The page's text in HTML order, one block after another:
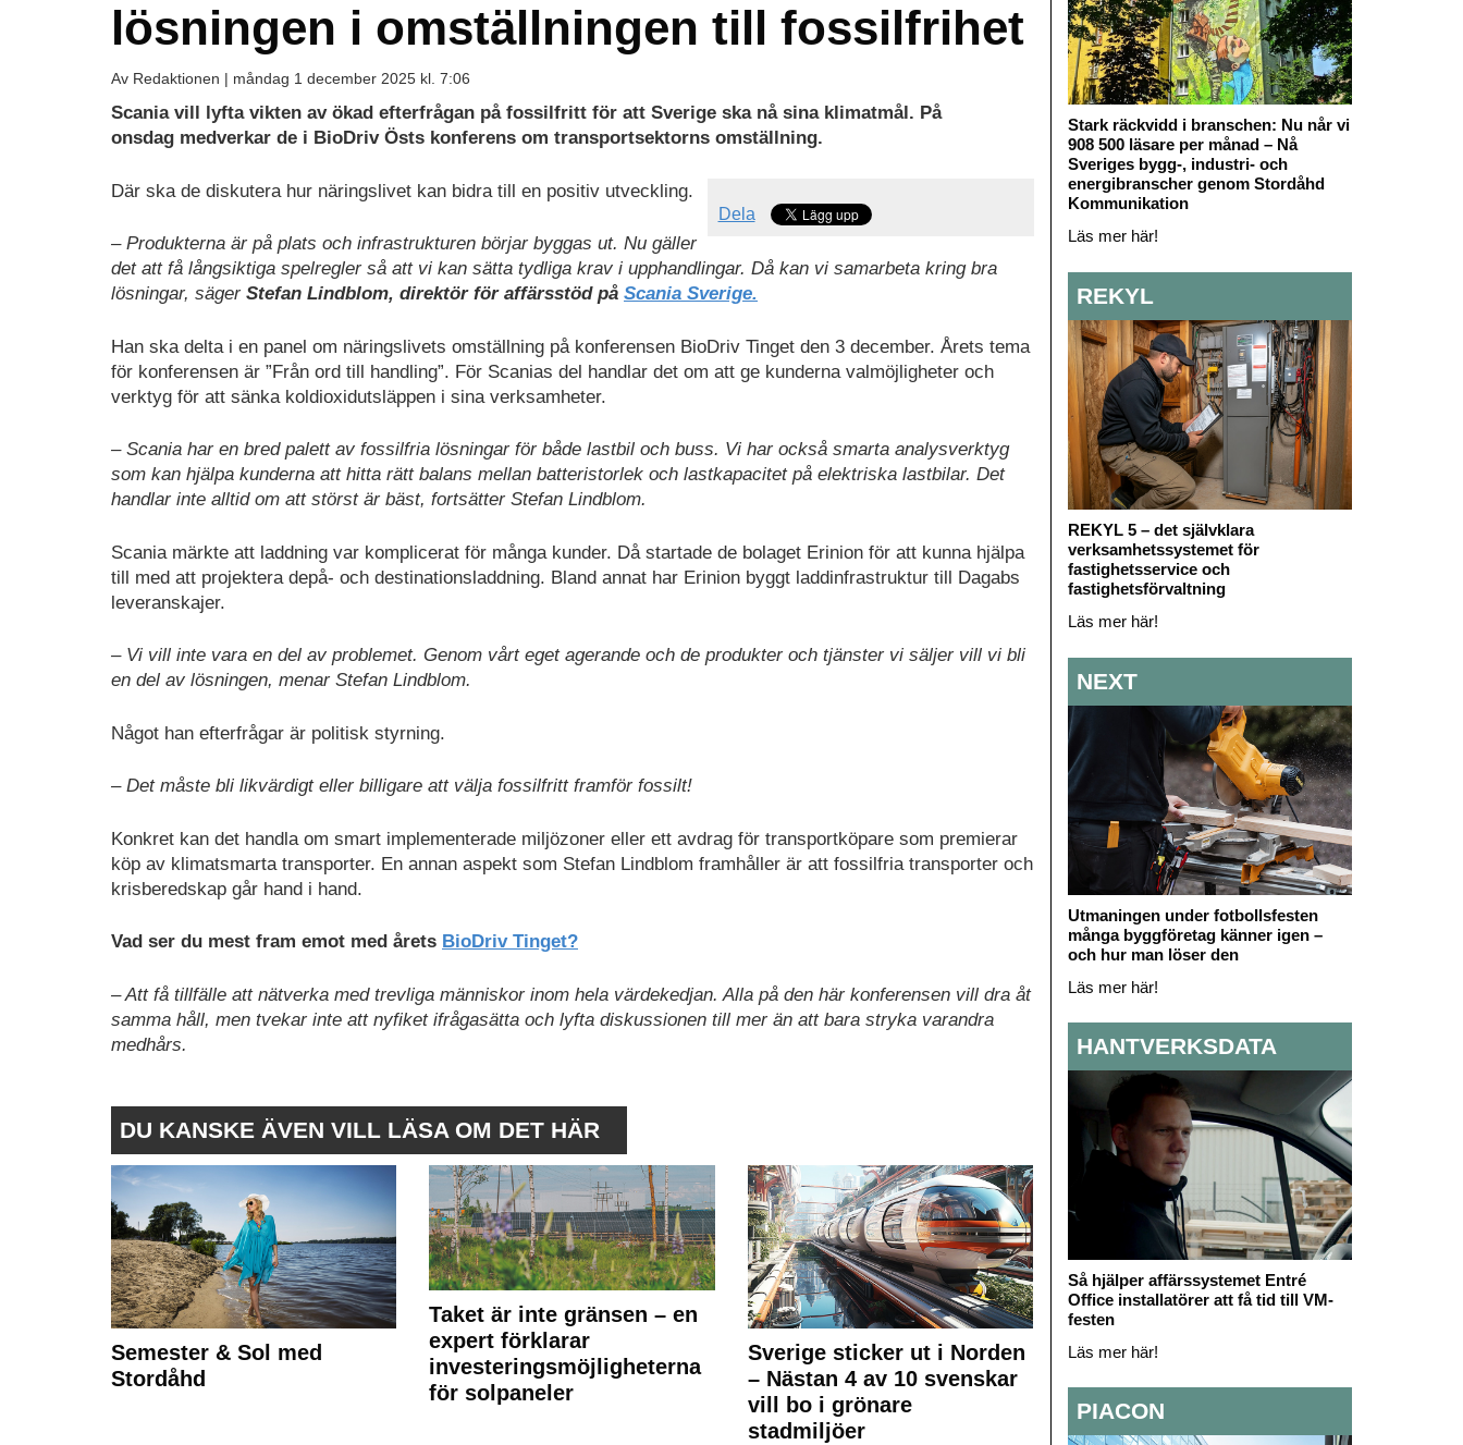
lösningen i omställningen till fossilfrihet
Av Redaktionen | måndag 1 december 2025 kl. 7:06
Scania vill lyfta vikten av ökad efterfrågan på fossilfritt för att Sverige ska nå sina klimatmål. På
onsdag medverkar de i BioDriv Östs konferens om transportsektorns omställning.
Dela
Där ska de diskutera hur näringslivet kan bidra till en positiv utveckling.
– Produkterna är på plats och infrastrukturen börjar byggas ut. Nu gäller
det att få långsiktiga spelregler så att vi kan sätta tydliga krav i upphandlingar. Då kan vi samarbeta kring bra
lösningar, sägerStefan Lindblom, direktör för affärsstöd på Scania Sverige.
Han ska delta i en panel om näringslivets omställning på konferensen BioDriv Tinget den 3 december. Årets tema
för konferensen är ”Från ord till handling”. För Scanias del handlar det om att ge kunderna valmöjligheter och
verktyg för att sänka koldioxidutsläppen i sina verksamheter.
– Scania har en bred palett av fossilfria lösningar för både lastbil och buss. Vi har också smarta analysverktyg
som kan hjälpa kunderna att hitta rätt balans mellan batteristorlek och lastkapacitet på elektriska lastbilar. Det
handlar inte alltid om att störst är bäst, fortsätter Stefan Lindblom.
Scania märkte att laddning var komplicerat för många kunder. Då startade de bolaget Erinion för att kunna hjälpa
till med att projektera depå- och destinationsladdning. Bland annat har Erinion byggt laddinfrastruktur till Dagabs
leveranskajer.
– Vi vill inte vara en del av problemet. Genom vårt eget agerande och de produkter och tjänster vi säljer vill vi bli
en del av lösningen, menar Stefan Lindblom.
Något han efterfrågar är politisk styrning.
– Det måste bli likvärdigt eller billigare att välja fossilfritt framför fossilt!
Konkret kan det handla om smart implementerade miljözoner eller ett avdrag för transportköpare som premierar
köp av klimatsmarta transporter. En annan aspekt som Stefan Lindblom framhåller är att fossilfria transporter och
krisberedskap går hand i hand.
Vad ser du mest fram emot med årets BioDriv Tinget?
– Att få tillfälle att nätverka med trevliga människor inom hela värdekedjan. Alla på den här konferensen vill dra åt
samma håll, men tvekar inte att nyfiket ifrågasätta och lyfta diskussionen till mer än att bara stryka varandra
medhårs.
DU KANSKE ÄVEN VILL LÄSA OM DET HÄR
Semester & Sol med
Stordåhd
Taket är inte gränsen – en
expert förklarar
investeringsmöjligheterna
för solpaneler
Sverige sticker ut i Norden
– Nästan 4 av 10 svenskar
vill bo i grönare
stadmiljöer
Stark räckvidd i branschen: Nu når vi
908 500 läsare per månad – Nå
Sveriges bygg-, industri- och
energibranscher genom Stordåhd
Kommunikation
Läs mer här!
REKYL
REKYL 5 – det självklara
verksamhetssystemet för
fastighetsservice och
fastighetsförvaltning
Läs mer här!
NEXT
Utmaningen under fotbollsfesten
många byggföretag känner igen –
och hur man löser den
Läs mer här!
HANTVERKSDATA
Så hjälper affärssystemet Entré
Office installatörer att få tid till VM-
festen
Läs mer här!
PIACON